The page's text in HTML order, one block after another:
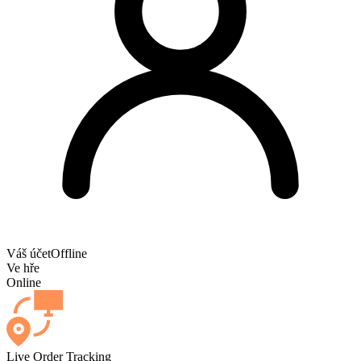
Váš účetOffline
Ve hře
Online
Live Order Tracking